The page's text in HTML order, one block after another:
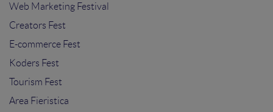
Web Marketing Festival
Creators Fest
E-commerce Fest
Koders Fest
Tourism Fest
Area Fieristica